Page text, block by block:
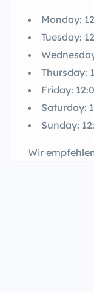
Monday:
Tuesday:
Thursday:
Friday:
Saturday:
Sunday:
Wir